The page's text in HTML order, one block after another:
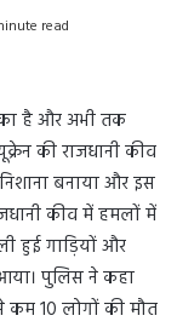
read
है और अभी तक
की राजधानी कीव
बनाया और इस
कीव में हमलों में
हुई गाड़ियों और
पुलिस ने कहा
10 लोगों की मौत